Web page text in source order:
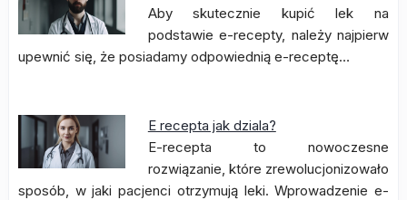
Aby skutecznie kupić lek na
podstawie e-recepty, należy najpierw
upewnić się, że posiadamy odpowiednią e-receptę…
E recepta jak dziala?
E-recepta to nowoczesne
rozwiązanie, które zrewolucjonizowało
sposób, w jaki pacjenci otrzymują leki. Wprowadzenie e-